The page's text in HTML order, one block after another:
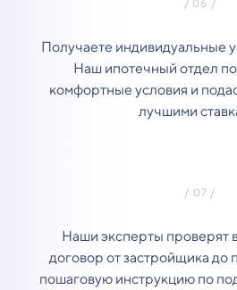
Получаете индивидуальные
Наш ипотечный отдел
комфортные условия и
лучшими
Наши эксперты проверят
договор от застройщика до
пошаговую инструкцию по